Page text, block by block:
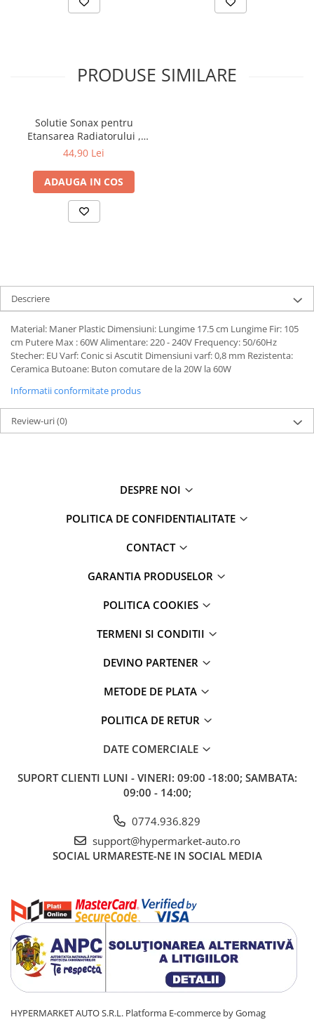
PRODUSE SIMILARE
Solutie Sonax pentru
Etansarea Radiatorului ,
250 ml
44,90 Lei
ADAUGA IN COS
Descriere
Material: Maner Plastic Dimensiuni: Lungime 17.5 cm Lungime Fir: 105
cm Putere Max : 60W Alimentare: 220 - 240V Frequency: 50/60Hz
Stecher: EU Varf: Conic si Ascutit Dimensiuni varf: 0,8 mm Rezistenta:
Ceramica Butoane: Buton comutare de la 20W la 60W
Informatii conformitate produs
Review-uri(0)
DESPRE NOI
POLITICA DE CONFIDENTIALITATE
CONTACT
GARANTIA PRODUSELOR
POLITICA COOKIES
TERMENI SI CONDITII
DEVINO PARTENER
METODE DE PLATA
POLITICA DE RETUR
DATE COMERCIALE
SUPORT CLIENTI LUNI - VINERI: 09:00 -18:00; SAMBATA:
09:00 - 14:00;
0774.936.829
support@hypermarket-auto.ro
SOCIAL URMARESTE-NE IN SOCIAL MEDIA
HYPERMARKET AUTO S.R.L. Platforma E-commerce by Gomag